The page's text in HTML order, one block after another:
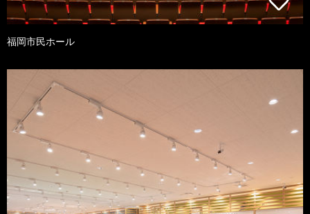
福岡市民ホール